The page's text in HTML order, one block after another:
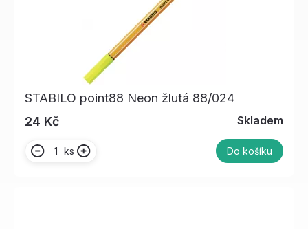
STABILO point88 Neon žlutá 88/024
24 Kč
Skladem
ks Do košíku